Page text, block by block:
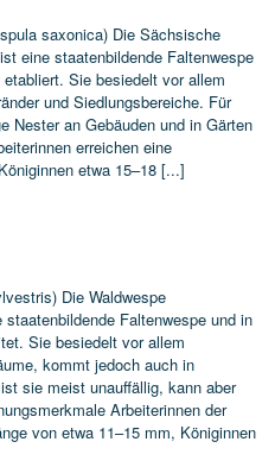
saxonica) Die Sächsische
eine staatenbildende Faltenwespe
Sie besiedelt vor allem
und Siedlungsbereiche. Für
Nester an Gebäuden und in Gärten
erreichen eine
etwa 15–18 [...]
Die Waldwespe
Faltenwespe und in
Sie besiedelt vor allem
kommt jedoch auch in
sie meist unauffällig, kann aber
Arbeiterinnen der
von etwa 11–15 mm, Königinnen